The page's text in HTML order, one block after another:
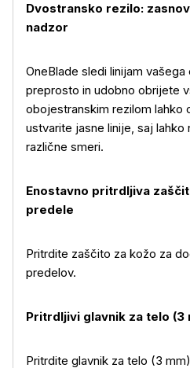
Dvostransko rezilo:
nadzor
OneBlade sledi linijam vašega
preprosto in udobno obrijete
obojestranskim rezilom lahko
ustvarite jasne linije, saj
različne smeri.
Enostavno pritrdljiva
predele
Pritrdite zaščito za kožo za
predelov.
Pritrdljivi glavnik za telo (3
Pritrdite glavnik za telo (3